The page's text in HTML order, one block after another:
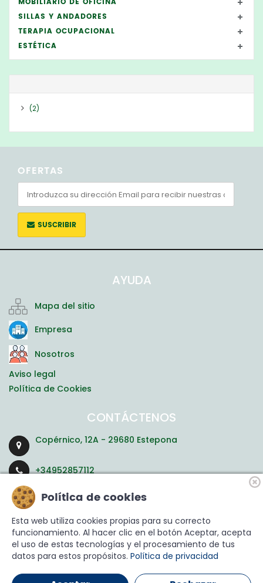
SILLAS Y ANDADORES
TERAPIA OCUPACIONAL
ESTÉTICA
(2)
OFERTAS
SUSCRIBIR
AYUDA
Mapa del sitio
Empresa
Nosotros
Aviso legal
Política de Cookies
CONTÁCTENOS
Copérnico, 12A - 29680 Estepona
+34952857112
residencias@ayudasgeriatricas.com
Política de cookies
Esta web utiliza cookies propias para su correcto
funcionamiento. Al hacer clic en el botón Aceptar, acepta
el uso de estas tecnologías y el procesamiento de tus
datos para estos propósitos. Política de privacidad